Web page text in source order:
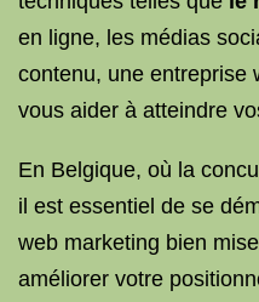
en ligne, les médias
contenu, une entreprise
vous aider à atteindre
En Belgique, où la
il est essentiel de se
web marketing bien
améliorer votre